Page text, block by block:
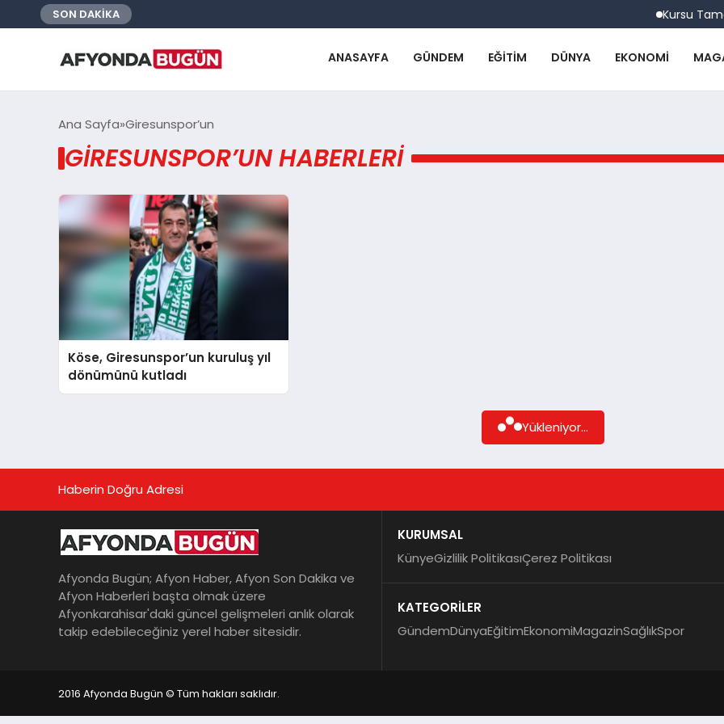
SON DAKİKA Kursu
ANASAYFA GÜNDEM EĞITIM DÜNYA EKONOMI
Ana Sayfa Giresunspor’un
GIRESUNSPOR’UN HABERLERI
Köse, Giresunspor’un kuruluş yıl
dönümünü kutladı
Yükleniyor...
Haberin Doğru Adresi
Afyonda Bugün; Afyon Haber, Afyon Son Dakika ve
Afyon Haberleri başta olmak üzere
Afyonkarahisar'daki güncel gelişmeleri anlık olarak
takip edebileceğiniz yerel haber sitesidir.
KURUMSAL
KünyeGizlilik PolitikasıÇerez Politikası
KATEGORİLER
GündemDünyaEğitimEkonomiMagazinSağlıkSpor
2016 Afyonda Bugün © Tüm hakları saklıdır.